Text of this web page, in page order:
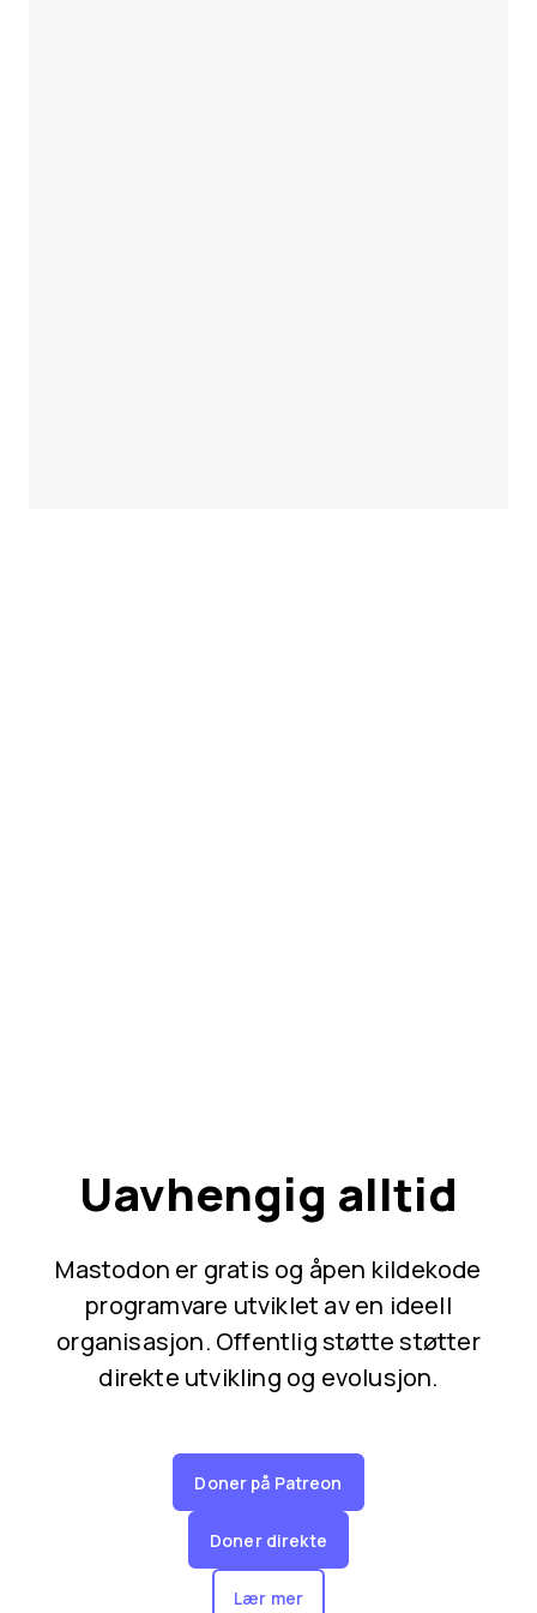
Uavhengig alltid
Mastodon er gratis og åpen kildekode
programvare utviklet av en ideell
organisasjon. Offentlig støtte støtter
direkte utvikling og evolusjon.
Doner på Patreon
Doner direkte
Lær mer